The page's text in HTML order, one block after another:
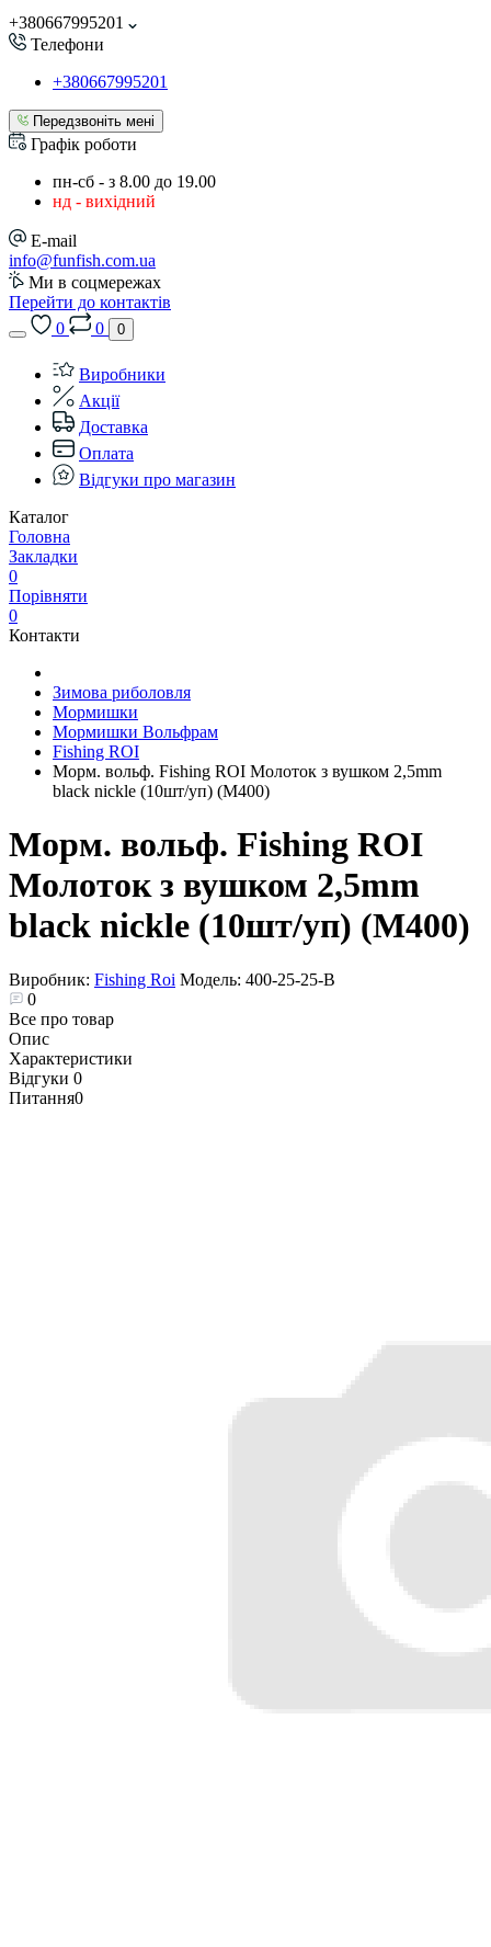
+380667995201
Телефони
+380667995201
Передзвоніть мені
Графік роботи
пн-сб - з 8.00 до 19.00
нд - вихідний
E-mail
info@funfish.com.ua
Ми в соцмережах
Перейти до контактів
0
0 0
Виробники
Акції
Доставка
Оплата
Відгуки про магазин
Каталог
Головна
Закладки
0
Порівняти
0
Контакти
Зимова риболовля
Мормишки
Мормишки Вольфрам
Fishing ROI
Морм. вольф. Fishing ROI Молоток з вушком 2,5mm
black nickle (10шт/уп) (M400)
Морм. вольф. Fishing ROI
Молоток з вушком 2,5mm
black nickle (10шт/уп) (M400)
Виробник: Fishing Roi Модель: 400-25-25-B
0
Все про товар
Опис
Характеристики
Відгуки 0
Питання0